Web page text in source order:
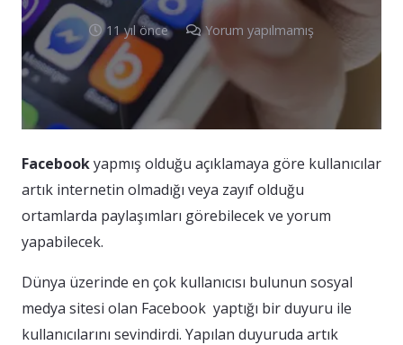
11 yıl önce Yorum yapılmamış
Facebookyapmış olduğu açıklamaya göre kullanıcılar
artık internetin olmadığı veya zayıf olduğu
ortamlarda paylaşımları görebilecek ve yorum
yapabilecek.
Dünya üzerinde en çok kullanıcısı bulunun sosyal
medya sitesi olan Facebook yaptığı bir duyuru ile
kullanıcılarını sevindirdi. Yapılan duyuruda artık